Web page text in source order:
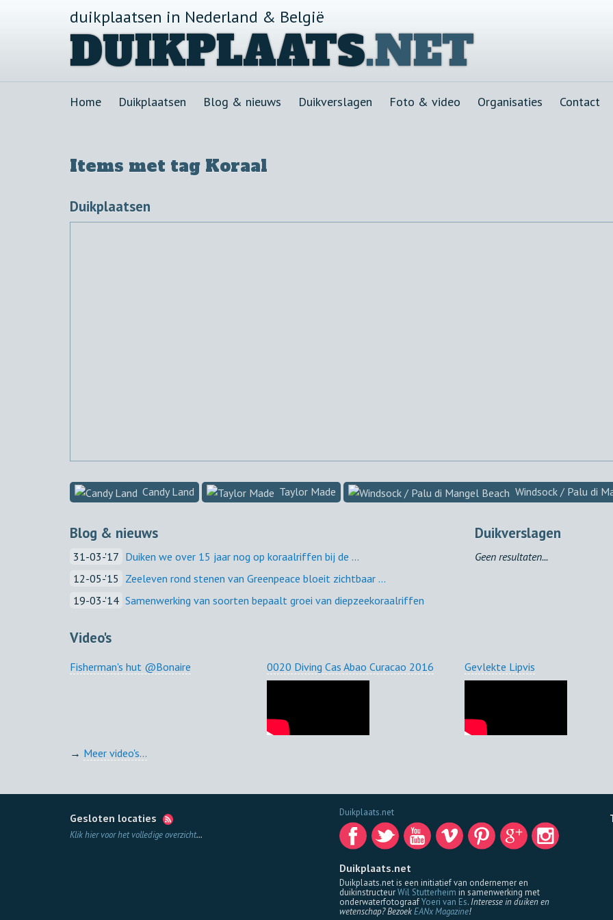
duikplaatsen in Nederland & België
DUIKPLAATS.NET
Home Duikplaatsen Blog & nieuws Duikverslagen Foto & video Organisaties Contact
Items met tag Koraal
Duikplaatsen
Candy Land Taylor Made Windsock / Palu di
Blog & nieuws
31-03-'17 Duiken we over 15 jaar nog op koraalriffen bij de ...
12-05-'15 Zeeleven rond stenen van Greenpeace bloeit zichtbaar ...
19-03-'14 Samenwerking van soorten bepaalt groei van diepzeekoraalriffen
Duikverslagen
Geen resultaten...
Video's
Fisherman's hut @Bonaire 0020 Diving Cas Abao Curacao 2016 Gevlekte Lipvis
→ Meer video's...
Gesloten locaties
Klik hier voor het volledige overzicht...
Duikplaats.net
Duikplaats.net
Duikplaats.net is een initiatief van ondernemer en
duikinstructeurWil Stutterheim in samenwerking met
onderwaterfotograafYoeri van Es. Interesse in duiken en
wetenschap? BezoekEANx Magazine!